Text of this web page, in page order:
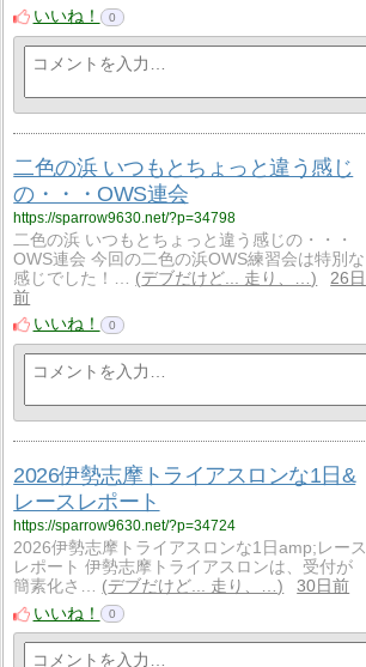
いいね！
0
二色の浜 いつもとちょっと違う感じ
の・・・OWS連会
https://sparrow9630.net/?p=34798
二色の浜 いつもとちょっと違う感じの・・・
OWS連会 今回の二色の浜OWS練習会は特別な
感じでした！…
デブだけど... 走り、…
26日
前
いいね！
0
2026伊勢志摩トライアスロンな1日&
レースレポート
https://sparrow9630.net/?p=34724
2026伊勢志摩トライアスロンな1日amp;レース
レポート 伊勢志摩トライアスロンは、受付が
簡素化さ…
デブだけど... 走り、…
30日前
いいね！
0